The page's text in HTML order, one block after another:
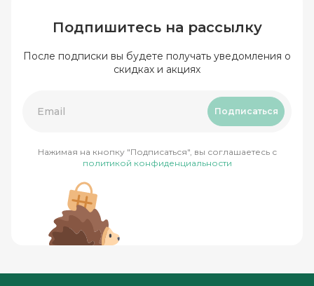
Подпишитесь на рассылку
После подписки вы будете получать уведомления о
скидках и акциях
Подписаться
Нажимая на кнопку "Подписаться", вы соглашаетесь с
политикой конфиденциальности